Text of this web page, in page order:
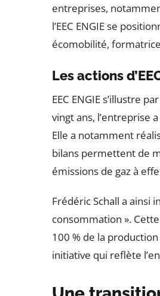
entreprises,
l’EEC ENGIE se
écomobilité,
Les actions
EEC ENGIE s’illustre
vingt ans, l’entreprise
Elle a notamment
bilans permettent de
émissions de gaz à
Frédéric Schall a ainsi
consommation ».
100 % de la
initiative qui reflète